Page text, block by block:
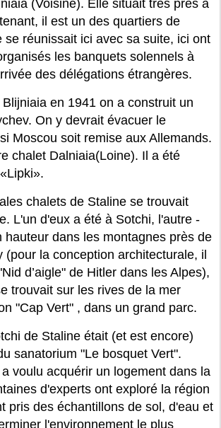
(Voisine). Elle situait très près à
il est un des quartiers de
se réunissait ici avec sa suite, ici ont
les banquets solennels à
des délégations étrangères.
en 1941 on a construit un
On y devrait évacuer le
Moscou soit remise aux Allemands.
chalet Dalniaia(Loine). Il a été
chalets de Staline se trouvait
L'un d'eux a été à Sotchi, l'autre -
hauteur dans les montagnes près de
(pour la conception architecturale, il
d’aigle" de Hitler dans les Alpes),
trouvait sur les rives de la mer
"Cap Vert" , dans un grand parc.
de Staline était (et est encore)
sanatorium "Le bosquet Vert".
voulu acquérir un logement dans la
d'experts ont exploré la région
pris des échantillons de sol, d'eau et
l'environnement le plus